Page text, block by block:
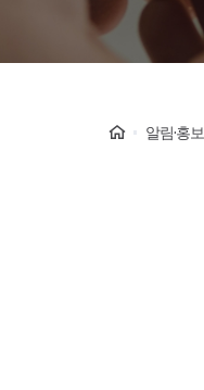
Home알림·홍보